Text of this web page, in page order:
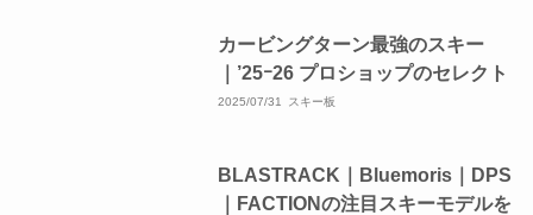
カービングターン最強のスキー
｜’25ｰ26 プロショップのセレクト
2025/07/31 スキー板
BLASTRACK｜Bluemoris｜DPS
｜FACTIONの注目スキーモデルを